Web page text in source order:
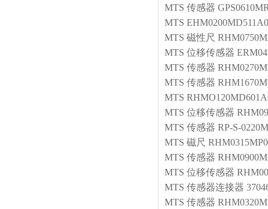
MTS 传感器
MTS EHM0200MD511A0
MTS 磁性尺
MTS 位移传感器
MTS 传感器
MTS 传感器
MTS
MTS 位移传感器
MTS 传感器 RP-S-
MTS 磁尺
MTS 传感器
MTS 位移传感器
MTS 传感器连接器
MTS 传感器